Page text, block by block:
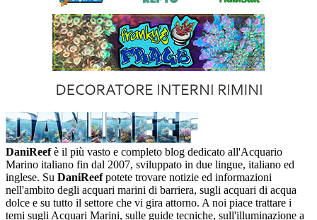
DaniReefè il più vasto e completo blog dedicato all'Acquario
Marino italiano fin dal 2007, sviluppato in due lingue, italiano ed
inglese. Su DaniReefpotete trovare notizie ed informazioni
nell'ambito degli acquari marini di barriera, sugli acquari di acqua
dolce e su tutto il settore che vi gira attorno. A noi piace trattare i
temi sugli Acquari Marini, sulle guide tecniche, sull'illuminazione a